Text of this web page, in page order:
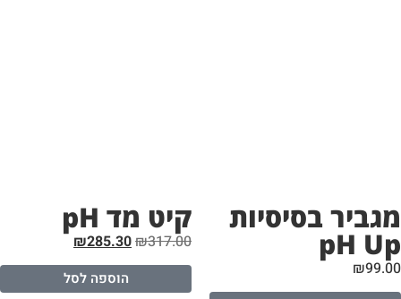
בסיסיות
pH
₪
קיט מד pH
₪317.00
₪285.30
הוספה לסל